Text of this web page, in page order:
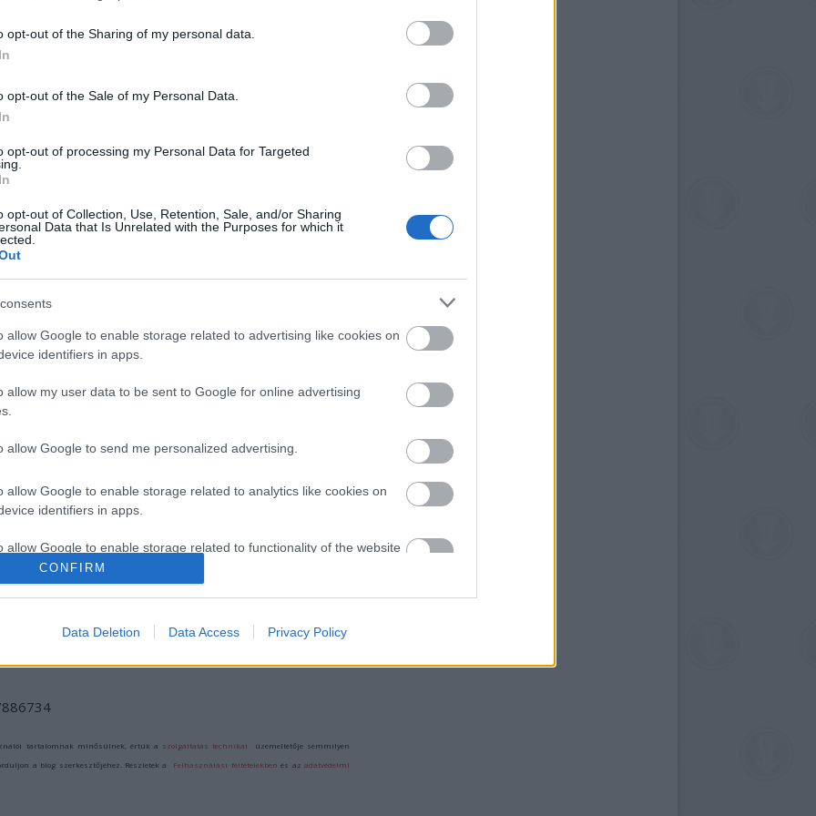
opt-out of the Sharing of my personal data.
opt-out of the Sale of my Personal Data.
opt-out of processing my Personal Data for Targeted
opt-out of Collection, Use, Retention, Sale, and/or Sharing
Data that Is Unrelated with the Purposes for which it
allow Google to enable storage related to advertising like cookies on
identifiers in apps.
allow my user data to be sent to Google for online advertising
allow Google to send me personalized advertising.
allow Google to enable storage related to analytics like cookies on
identifiers in apps.
allow Google to enable storage related to functionality of the website
functionality and fraud prevention, and other user protection.
CONFIRM
Data Deletion Data Access Privacy Policy
kategóriában sorrendben
Miklós
Miroslav és Gabor Dvornik
10 ezer euró összegben vehetett át
az Európai Parlament brüsszeli központjában
legjobbnak ítélt 50-100 pályaműből pedig
épülete előtt szerveznek kiállítást.
tartalomnak minősülnek, értük a szolgáltatás technikai üzemeltetője semmilyen
a blog szerkesztőjéhez. Részletek a Felhasználási feltételekben és azadatvédelmi